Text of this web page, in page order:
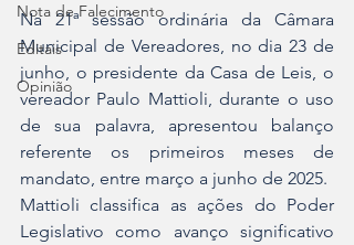
Nota de Falecimento
Editais
Opinião
Na 21ª sessão ordinária da Câmara
Municipal de Vereadores, no dia 23 de
junho, o presidente da Casa de Leis, o
vereador Paulo Mattioli, durante o uso
de sua palavra, apresentou balanço
referente os primeiros meses de
mandato, entre março a junho de 2025.
Mattioli classifica as ações do Poder
Legislativo como avanço significativo